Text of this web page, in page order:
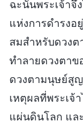
ฉะนั้นพระเจ้าจึ
แห่งการดำรงอ
สมสำหรับดวง
ทำลายดวงตาข
ดวงตามนุษย์สู
เหตุผลที่พระเจ้
แผ่นดินโลก แล